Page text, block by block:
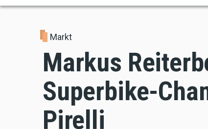
Markt
Markus
Superbike-
Pirelli